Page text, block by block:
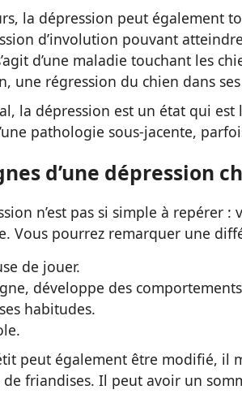
la dépression peut également
d’involution pouvant
d’une maladie touchant les
une régression du chien dans
la dépression est un état qui
pathologie sous-jacente,
d’une dépression
n’est pas si simple à repérer
Vous pourrez remarquer une
de jouer.
développe des
habitudes.
peut également être modifié, il
friandises. Il peut avoir un